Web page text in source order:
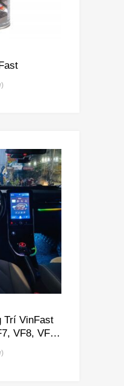
Trí VinFast
VF8, VF9,